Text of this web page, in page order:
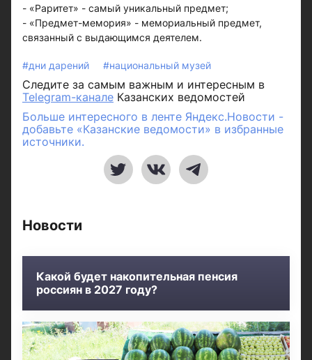
- «Раритет» - самый уникальный предмет;
- «Предмет-мемория» - мемориальный предмет,
связанный с выдающимся деятелем.
#дни дарений #национальный музей
Следите за самым важным и интересным в
Telegram-канале Казанских ведомостей
Больше интересного в ленте Яндекс.Новости -
добавьте «Казанские ведомости» в избранные
источники.
Новости
Какой будет накопительная пенсия
россиян в 2027 году?